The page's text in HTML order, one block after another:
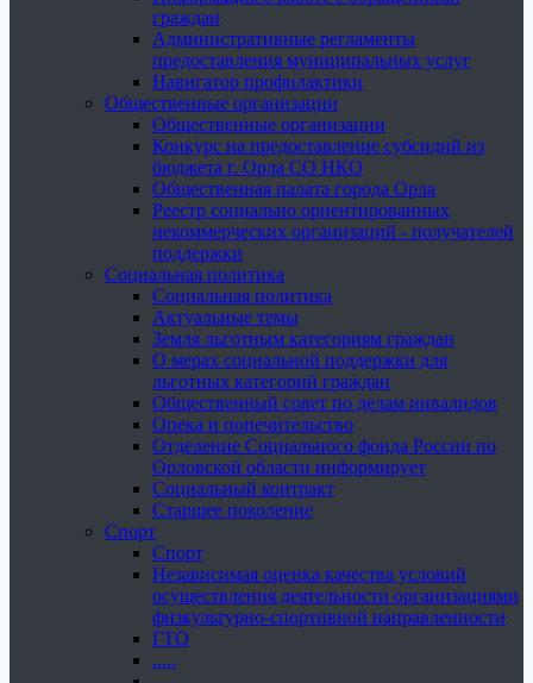
граждан
Административные регламенты
предоставления муниципальных услуг
Навигатор профилактики
Общественные организации
Общественные организации
Конкурс на предоставление субсидий из
бюджета г. Орла СО НКО
Общественная палата города Орла
Реестр социально ориентированных
некоммерческих организаций - получателей
поддержки
Социальная политика
Социальная политика
Актуальные темы
Земля льготным категориям граждан
О мерах социальной поддержки для
льготных категорий граждан
Общественный совет по делам инвалидов
Опека и попечительство
Отделение Социального фонда России по
Орловской области информирует
Социальный контракт
Старшее поколение
Спорт
Спорт
Независимая оценка качества условий
осуществления деятельности организациями
физкультурно-спортивной направленности
ГТО
.....